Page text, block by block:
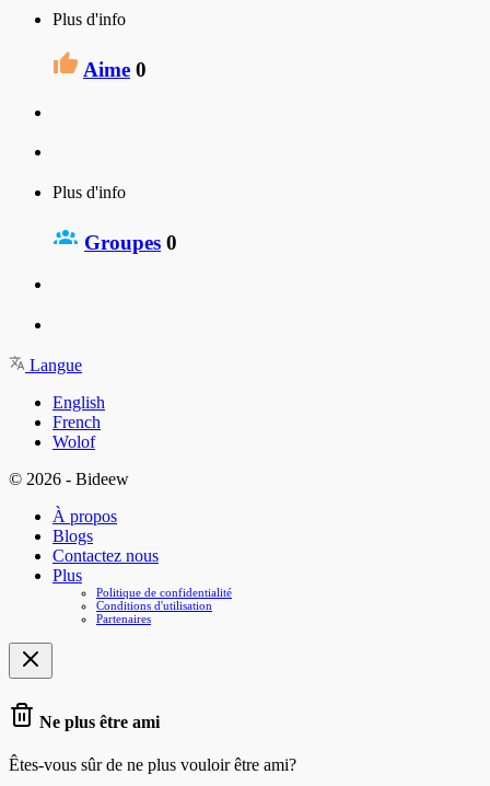
Plus d'info
Aime 0
Plus d'info
Groupes 0
Langue
English
French
Wolof
© 2026 - Bideew
À propos
Blogs
Contactez nous
Plus
Politique de confidentialité
Conditions d'utilisation
Partenaires
Ne plus être ami
Êtes-vous sûr de ne plus vouloir être ami?